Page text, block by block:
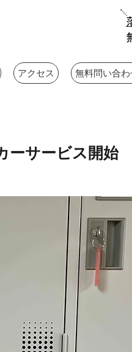
アクセス 無料問い合
ーサービス開始